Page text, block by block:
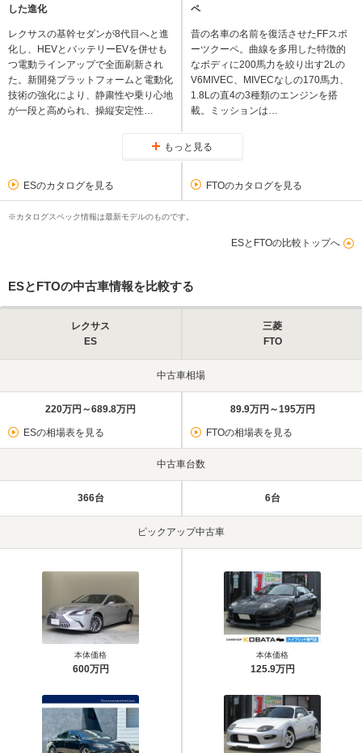
した進化
レクサスの基幹セダンが8代目へと進
化し、HEVとバッテリーEVを併せも
つ電動ラインアップで全面刷新され
た。新開発プラットフォームと電動化
技術の強化により、静粛性や乗り心地
が一段と高められ、操縦安定性…
ペ
昔の名車の名前を復活させたFFスポ
ーツクーペ。曲線を多用した特徴的
なボディに200馬力を絞り出す2Lの
V6MIVEC、MIVECなしの170馬力、
1.8Lの直4の3種類のエンジンを搭
載。ミッションは…
もっと見る
ESのカタログを見る FTOのカタログを見る
※カタログスペック情報は最新モデルのものです。
ESとFTOの比較トップへ
ESとFTOの中古車情報を比較する
レクサス
ES
三菱
FTO
中古車相場
220万円～689.8万円
ESの相場表を見る
89.9万円～195万円
FTOの相場表を見る
中古車台数
366台 6台
ピックアップ中古車
本体価格
600万円
本体価格
125.9万円